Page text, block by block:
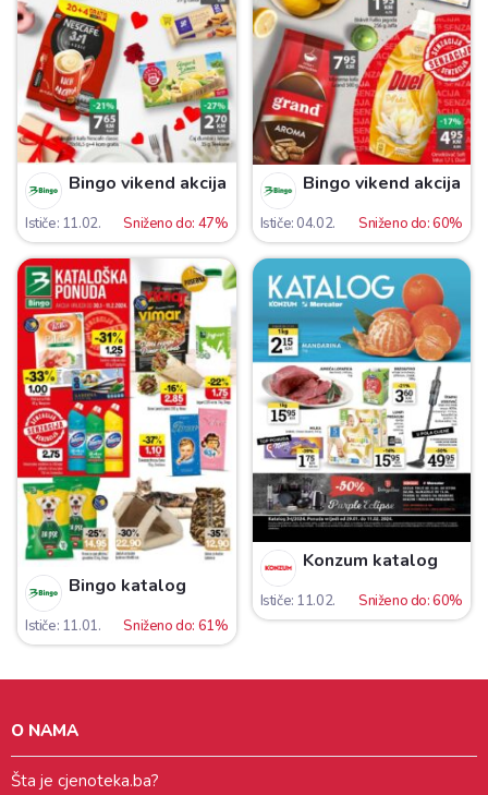
Bingo vikend akcija
Ističe: 11.02. Sniženo do: 47%
Bingo vikend akcija
Ističe: 04.02. Sniženo do: 60%
Bingo katalog
Ističe: 11.01. Sniženo do: 61%
Konzum katalog
Ističe: 11.02. Sniženo do: 60%
O NAMA
Šta je cjenoteka.ba?